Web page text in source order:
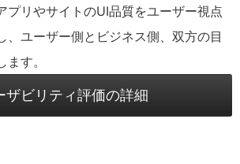
プリやサイトのUI品質をユーザー視点
、ユーザー側とビジネス側、双方の目
す。
ザビリティ評価の詳細